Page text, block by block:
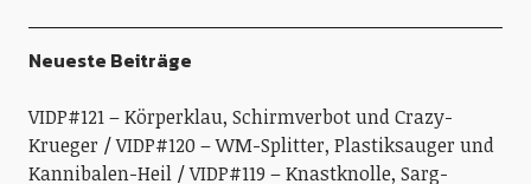
Neueste Beiträge
VIDP#121 – Körperklau, Schirmverbot und Crazy-
Krueger
VIDP#120 – WM-Splitter, Plastiksauger und
Kannibalen-Heil
VIDP#119 – Knastknolle, Sarg-